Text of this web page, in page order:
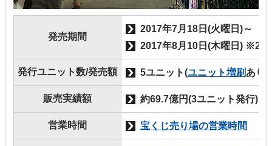
発売期間
2017年7月18日(火曜日)～
2017年8月10日(木曜日) ※24
発行ユニット数/発売額 5ユニット(ユニット増刷 あり)
販売実績額 約69.7億円(3ユニット発行)
営業時間 宝くじ売り場の営業時間